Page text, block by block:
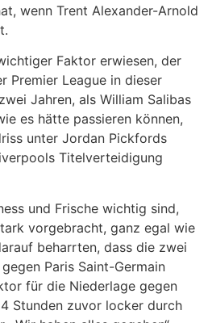
wenn Trent Alexander-Arnold
Faktor erwiesen, der
Premier League in dieser
Jahren, als William Salibas
es hätte passieren können,
unter Jordan Pickfords
Titelverteidigung
und Frische wichtig sind,
vorgebracht, ganz egal wie
beharrten, dass die zwei
Paris Saint-Germain
für die Niederlage gegen
Stunden zuvor locker durch